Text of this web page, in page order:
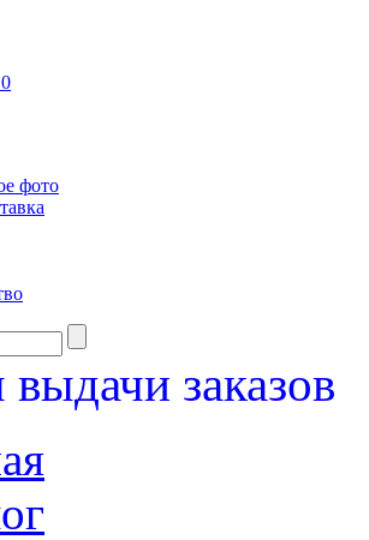
0
фото
заказов